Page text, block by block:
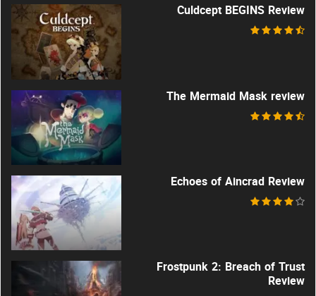
Culdcept BEGINS Review
The Mermaid Mask review
Echoes of Aincrad Review
Frostpunk 2: Breach of Trust
Review